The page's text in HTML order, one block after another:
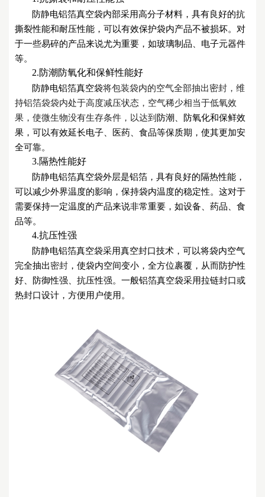
防静电铝箔真空袋内部采用高分子材料，具有良好的抗
撕裂性能和耐压性能，可以有效保护袋内产品不被损坏。对
于一些易碎的产品来说尤为重要，如玻璃制品、电子元器件
等。
2.防潮防氧化和保鲜性能好
防静电铝箔真空袋将包装袋内的空气全部抽出密封，维
持铝箔袋袋内处于高度减压状态，空气稀少相当于低氧效
果，使微生物没有生存条件，以达到 防潮、防氧化和保鲜效
果，可以有效延长电子、医药、食品等保质期，使其更加安
全可靠。
3.隔热性能好
防静电铝箔真空袋外层是铝箔，具有良好的隔热性能，
可以减少外界温度的影响，保持袋内温度的稳定性。这对于
需要保持一定温度的产品来说非常重要，如设备、药品、食
品等。
4.抗压性强
防静电铝箔真空袋采用真空封口技术，可以将袋内空气
完全抽出密封 ，使袋内空间变小，全方位裹覆，从而防护性
好、防御性强、抗压性强。一般铝箔真空袋采用拉链封口或
热封口设计，方便用户使用。